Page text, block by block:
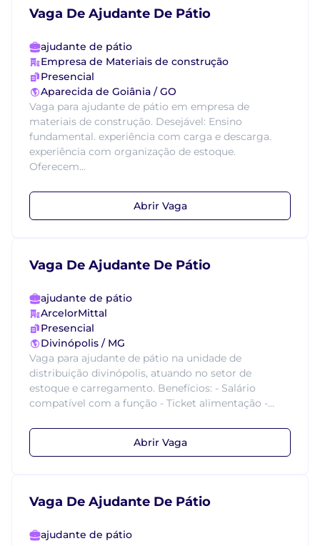
Vaga De Ajudante De Pátio
ajudante de pátio
Empresa de Materiais de construção
Presencial
Aparecida de Goiânia / GO
Vaga para ajudante de pátio em empresa de
materiais de construção. Desejável: Ensino
fundamental. experiência com carga e descarga.
experiência com organização de estoque.
Oferecem...
Abrir Vaga
Vaga De Ajudante De Pátio
ajudante de pátio
ArcelorMittal
Presencial
Divinópolis / MG
Vaga para ajudante de pátio na unidade de
distribuição divinópolis, atuando no setor de
estoque e carregamento. Benefícios: - Salário
compatível com a função - Ticket alimentação -...
Abrir Vaga
Vaga De Ajudante De Pátio
ajudante de pátio